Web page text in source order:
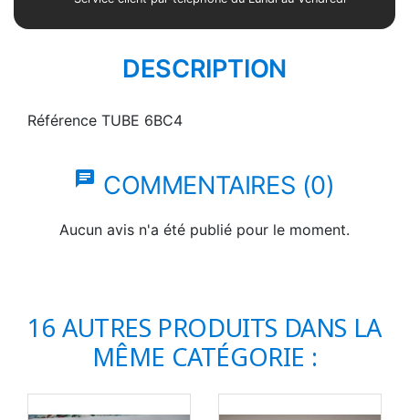
DESCRIPTION
Référence TUBE 6BC4
chat COMMENTAIRES (0)
Aucun avis n'a été publié pour le moment.
16 AUTRES PRODUITS DANS LA
MÊME CATÉGORIE :